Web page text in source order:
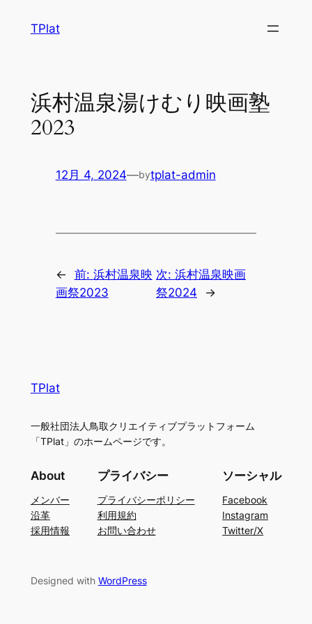
TPlat
浜村温泉湯けむり映画塾
2023
12月 4, 2024—bytplat-admin
← 前: 浜村温泉映
画祭2023
次: 浜村温泉映画
祭2024
→
TPlat
一般社団法人鳥取クリエイティブプラットフォーム
「TPlat」のホームページです。
About
メンバー
沿革
採用情報
プライバシー
プライバシーポリシー
利用規約
お問い合わせ
ソーシャル
Facebook
Instagram
Twitter/X
Designed with WordPress